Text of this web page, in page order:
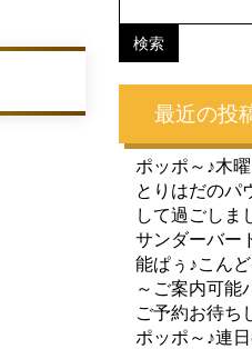
最近の投
ポッポ～♪木
とりはだのパ
して過ごしま
サンダーバー
能ぱぅ♪こん
～ご案内可能
ご予約お待ち
ポッポ～♪連